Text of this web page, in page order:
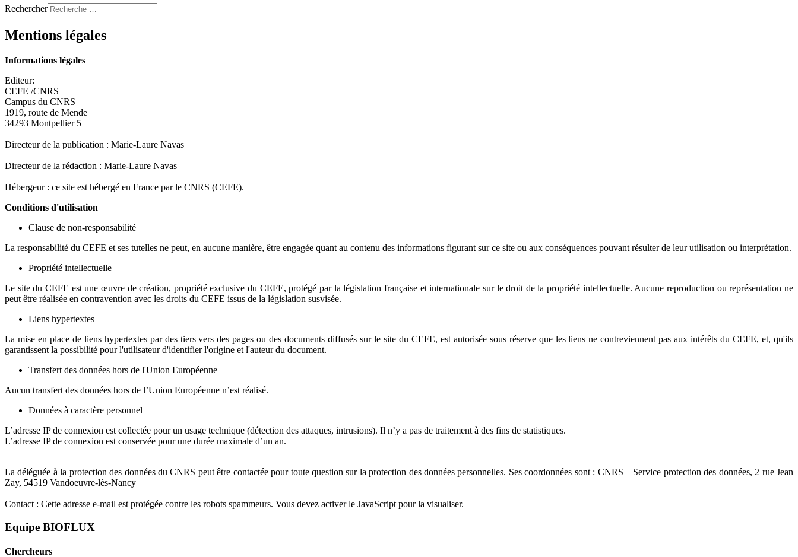
Rechercher
Mentions légales
Informations légales
Editeur:
CEFE /CNRS
Campus du CNRS
1919, route de Mende
34293 Montpellier 5
Directeur de la publication : Marie-Laure Navas
Directeur de la rédaction : Marie-Laure Navas
Hébergeur : ce site est hébergé en France par le CNRS (CEFE).
Conditions d'utilisation
Clause de non-responsabilité
La responsabilité du CEFE et ses tutelles ne peut, en aucune manière, être engagée quant au contenu des informations figurant sur ce site ou aux conséquences pouvant résulter de leur utilisation ou interprétation.
Propriété intellectuelle
Le site du CEFE est une œuvre de création, propriété exclusive du CEFE, protégé par la législation française et internationale sur le droit de la propriété intellectuelle. Aucune reproduction ou représentation ne
peut être réalisée en contravention avec les droits du CEFE issus de la législation susvisée.
Liens hypertextes
La mise en place de liens hypertextes par des tiers vers des pages ou des documents diffusés sur le site du CEFE, est autorisée sous réserve que les liens ne contreviennent pas aux intérêts du CEFE, et, qu'ils
garantissent la possibilité pour l'utilisateur d'identifier l'origine et l'auteur du document.
Transfert des données hors de l'Union Européenne
Aucun transfert des données hors de l’Union Européenne n’est réalisé.
Données à caractère personnel
L’adresse IP de connexion est collectée pour un usage technique (détection des attaques, intrusions). Il n’y a pas de traitement à des fins de statistiques.
L’adresse IP de connexion est conservée pour une durée maximale d’un an.
La déléguée à la protection des données du CNRS peut être contactée pour toute question sur la protection des données personnelles. Ses coordonnées sont : CNRS – Service protection des données, 2 rue Jean
Zay, 54519 Vandoeuvre-lès-Nancy
Contact : Cette adresse e-mail est protégée contre les robots spammeurs. Vous devez activer le JavaScript pour la visualiser.
Equipe BIOFLUX
Chercheurs